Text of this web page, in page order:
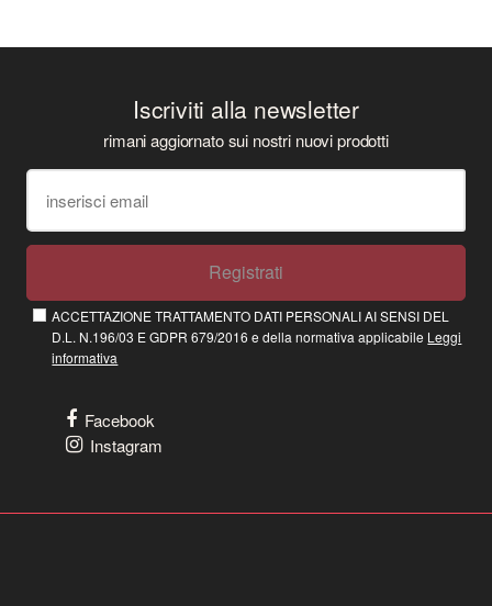
Iscriviti alla newsletter
rimani aggiornato sui nostri nuovi prodotti
Registrati
ACCETTAZIONE TRATTAMENTO DATI PERSONALI AI SENSI DEL
D.L. N.196/03 E GDPR 679/2016 e della normativa applicabile Leggi
informativa
Facebook
Instagram